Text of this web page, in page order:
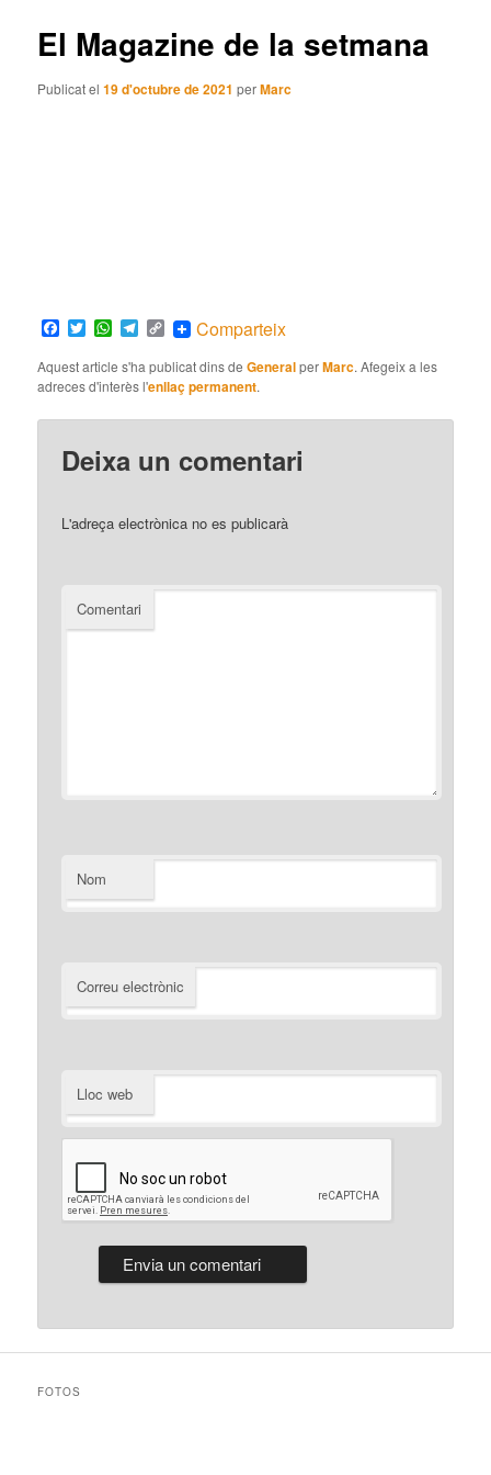
El Magazine de la setmana
Publicat el19 d'octubre de 2021 perMarc
Facebook
TwitterWhatsApp
Telegram
Copy
Link
Comparteix
Aquest article s'ha publicat dins deGeneralperMarc. Afegeix a les
adreces d'interès l'enllaç permanent.
Deixa un comentari
L'adreça electrònica no es publicarà
Comentari
Nom
Correu electrònic
Lloc web
FOTOS